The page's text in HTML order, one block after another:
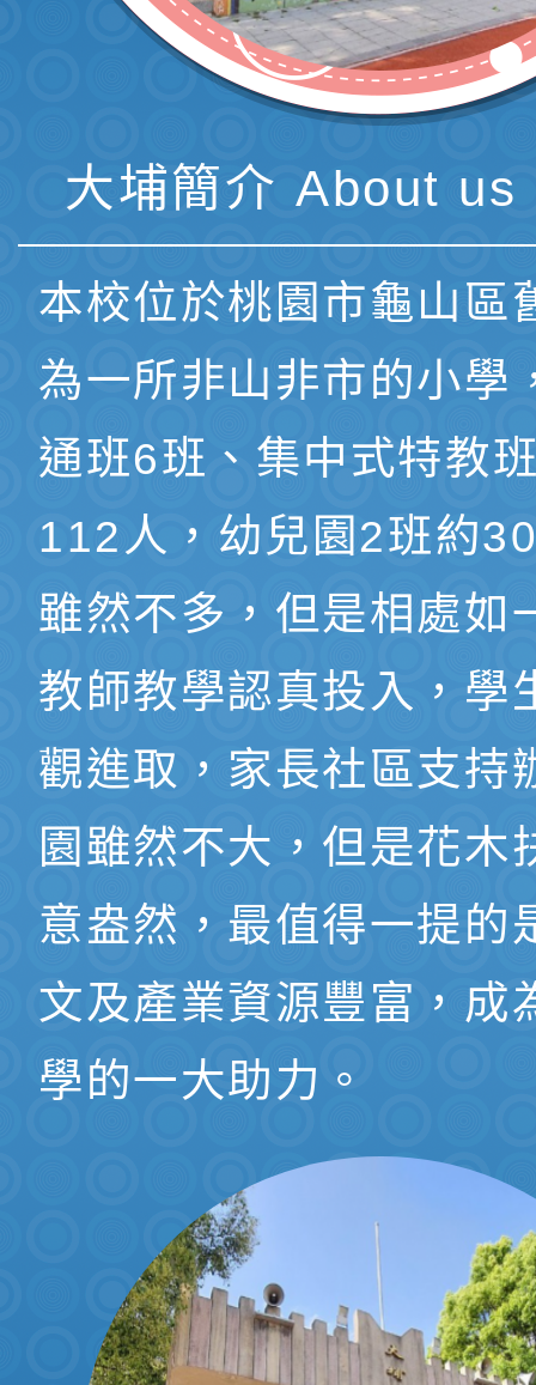
大埔簡介 About us
本校位於桃園市龜山區
為一所非山非市的小學
通班6班、集中式特教
112人，幼兒園2班約
雖然不多，但是相處如
教師教學認真投入，學
觀進取，家長社區支持
園雖然不大，但是花木
意盎然，最值得一提的
文及產業資源豐富，成
學的一大助力。